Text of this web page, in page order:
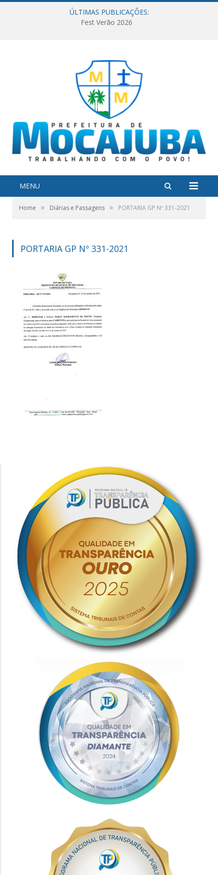
ÚLTIMAS PUBLICAÇÕES:
Fest Verão 2026
MENU
Home » Diárias e Passagens » PORTARIA GP Nº 331-2021
PORTARIA GP Nº 331-2021